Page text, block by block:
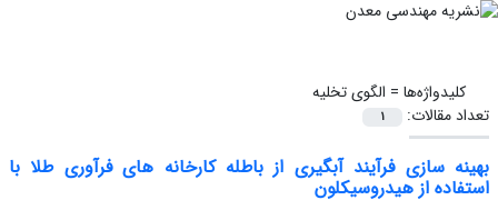
کلیدواژه‌ها = الگوی تخلیه
تعداد مقالات:
1
بهینه سازی فرآیند آبگیری از باطله کارخانه های فرآوری طلا با
استفاده از هیدروسیکلون